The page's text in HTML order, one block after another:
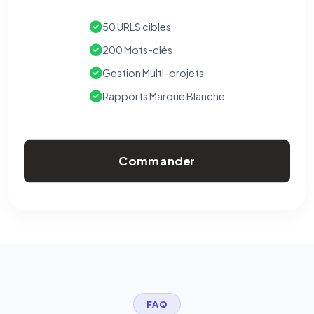
50 URLS cibles
200 Mots-clés
Gestion Multi-projets
Rapports Marque Blanche
Commander
FAQ